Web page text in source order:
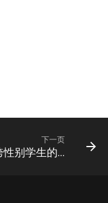
下一页
2016年美国教育部关于跨性别学生的同事信函